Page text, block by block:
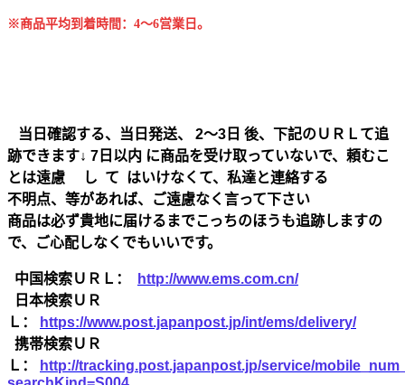
※商品平均到着時間：4～6営業日。
当日確認する、当日発送、 2～3日 後、下記のＵＲＬて追
跡できます↓ 7日以内 に商品を受け取っていないで、頼むこ
とは遠慮 し て はいけなくて、私達と連絡する
不明点、等があれば、ご遠慮なく言って下さい
商品は必ず貴地に届けるまでこっちのほうも追跡しますの
で、ご心配しなくでもいいです。
中国検索ＵＲＬ：
http://www.ems.com.cn/
日本検索ＵＲ
Ｌ：
https://www.post.japanpost.jp/int/ems/delivery/
携帯検索ＵＲ
Ｌ：
http://tracking.post.japanpost.jp/service/